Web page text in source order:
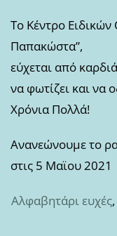
Το Κέντρο
Παπακώστα”,
εύχεται από
να φωτίζει και να
Χρόνια Πολλά!
Ανανεώνουμε το
στις 5 Μαϊου 2021
Αλφαβητάρι ευχές,